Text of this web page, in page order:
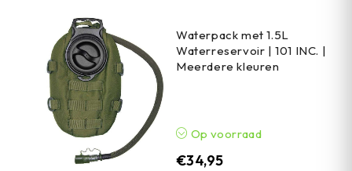
Waterpack met 1.5L
Waterreservoir | 101 INC. |
Meerdere kleuren
Op voorraad
€34,95